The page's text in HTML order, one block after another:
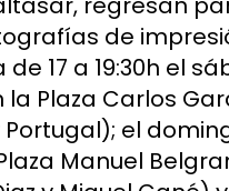
de
17 a 19:30h el
la Plaza Carlos
el
Manuel